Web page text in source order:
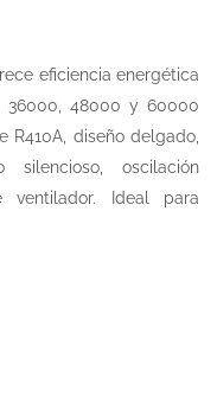
eficiencia energética
36000, 48000 y 60000
R410A, diseño delgado,
silencioso, oscilación
Ideal para